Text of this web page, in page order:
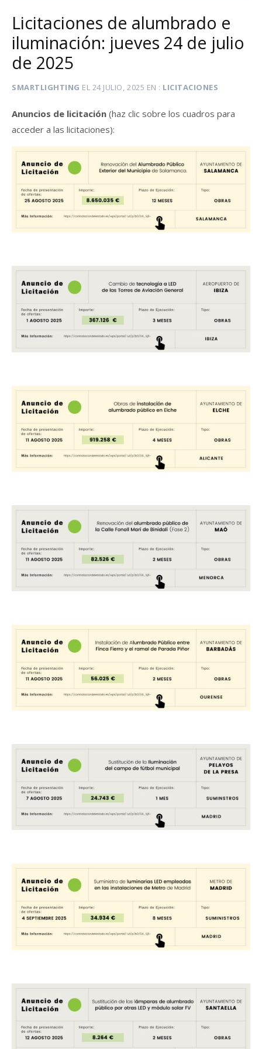
Licitaciones de alumbrado e
iluminación: jueves 24 de julio
de 2025
SMARTLIGHTING EL 24 JULIO, 2025 EN LICITACIONES
Anuncios de licitación (haz clic sobre los cuadros para
acceder a las licitaciones):